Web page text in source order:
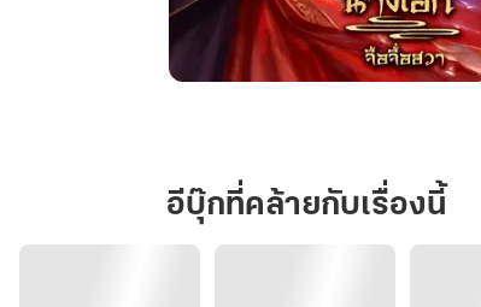
คือ
นาง
ร้าย
อีบุ๊กที่คล้ายกับเรื่องนี้